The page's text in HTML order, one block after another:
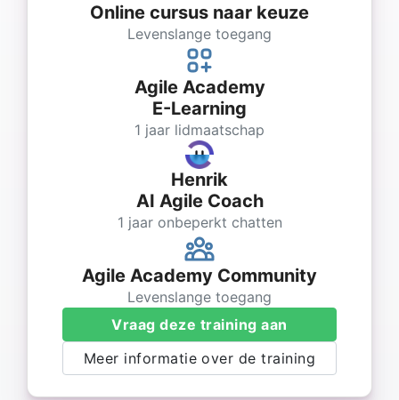
Online cursus naar keuze
Levenslange toegang
Agile Academy
E-Learning
1 jaar lidmaatschap
Henrik
AI Agile Coach
1 jaar onbeperkt chatten
Agile Academy Community
Levenslange toegang
Vraag deze training aan
Meer informatie over de training